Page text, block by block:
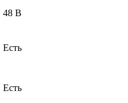
48 В
Есть
Есть